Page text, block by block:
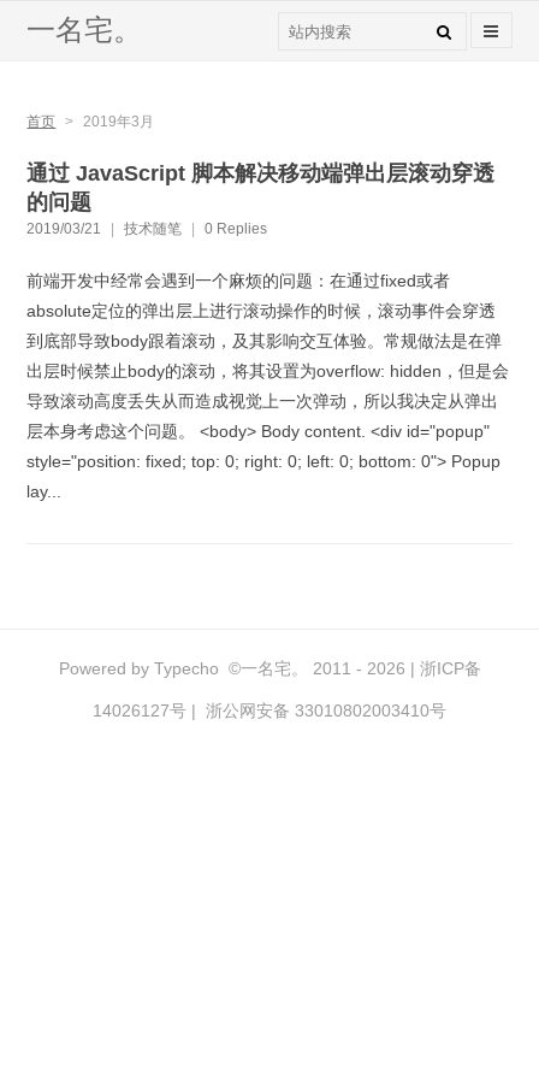
一名宅。
首页 > 2019年3月
通过 JavaScript 脚本解决移动端弹出层滚动穿透
的问题
2019/03/21 技术随笔 0 Replies
前端开发中经常会遇到一个麻烦的问题：在通过fixed或者
absolute定位的弹出层上进行滚动操作的时候，滚动事件会穿透
到底部导致body跟着滚动，及其影响交互体验。常规做法是在弹
出层时候禁止body的滚动，将其设置为overflow: hidden，但是会
导致滚动高度丢失从而造成视觉上一次弹动，所以我决定从弹出
层本身考虑这个问题。 <body> Body content. <div id="popup"
style="position: fixed; top: 0; right: 0; left: 0; bottom: 0"> Popup
lay...
Powered by Typecho ©一名宅。 2011 - 2026 | 浙ICP备
14026127号 | 浙公网安备 33010802003410号